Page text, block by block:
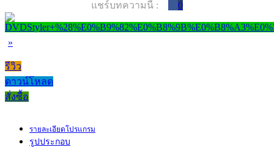
แชร์บทความนี้ : 0
»
รีวิว
ดาวน์โหลด
สั่งซื้อ
รายละเอียดโปรแกรม
รูปประกอบ